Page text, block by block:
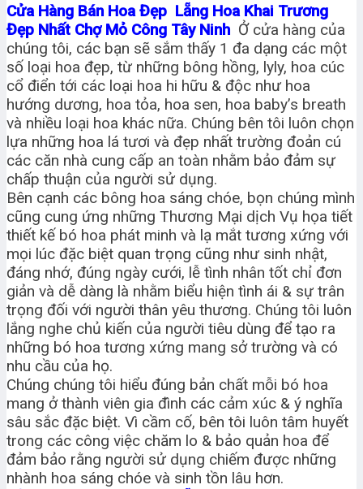
Cửa Hàng Bán Hoa Đẹp Lẵng Hoa Khai Trương
Đẹp Nhất Chợ Mỏ Công Tây Ninh Ở cửa hàng của
chúng tôi, các bạn sẽ sắm thấy 1 đa dạng các một
số loại hoa đẹp, từ những bông hồng, lyly, hoa cúc
cổ điển tới các loại hoa hi hữu & độc như hoa
hướng dương, hoa tỏa, hoa sen, hoa baby’s breath
và nhiều loại hoa khác nữa. Chúng bên tôi luôn chọn
lựa những hoa lá tươi và đẹp nhất trường đoản cú
các căn nhà cung cấp an toàn nhằm bảo đảm sự
chấp thuận của người sử dụng.
Bên cạnh các bông hoa sáng chóe, bọn chúng mình
cũng cung ứng những Thương Mại dịch Vụ họa tiết
thiết kế bó hoa phát minh và lạ mắt tương xứng với
mọi lúc đặc biệt quan trọng cũng như sinh nhật,
đáng nhớ, đúng ngày cưới, lễ tình nhân tốt chỉ đơn
giản và dễ dàng là nhằm biểu hiện tình ái & sự trân
trọng đối với người thân yêu thương. Chúng tôi luôn
lắng nghe chủ kiến của người tiêu dùng để tạo ra
những bó hoa tương xứng mang sở trường và có
nhu cầu của họ.
Chúng chúng tôi hiểu đúng bản chất mỗi bó hoa
mang ở thành viên gia đình các cảm xúc & ý nghĩa
sâu sắc đặc biệt. Vì cầm cố, bên tôi luôn tâm huyết
trong các công việc chăm lo & bảo quản hoa để
đảm bảo rằng người sử dụng chiếm được những
nhành hoa sáng chóe và sinh tồn lâu hơn.